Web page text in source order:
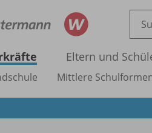
Eltern und
Mittlere